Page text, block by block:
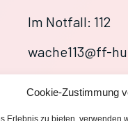
Cookie-Zustimmung
Erlebnis zu bieten, verwenden
Im Notfall: 112
wache113@ff-